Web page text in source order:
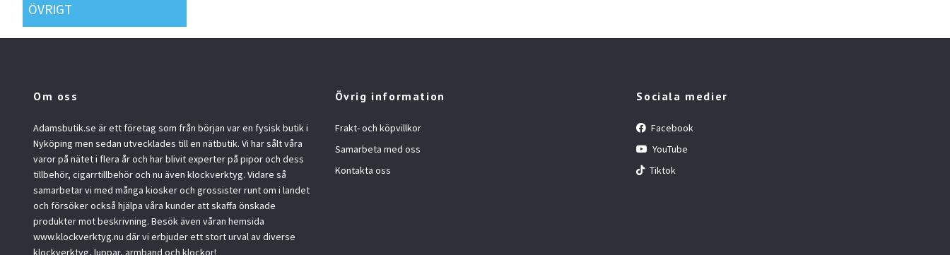
ÖVRIGT
Om oss
Adamsbutik.se är ett företag som från början var en fysisk butik i
Nyköping men sedan utvecklades till en nätbutik. Vi har sålt våra
varor på nätet i flera år och har blivit experter på pipor och dess
tillbehör, cigarrtillbehör och nu även klockverktyg. Vidare så
samarbetar vi med många kiosker och grossister runt om i landet
och försöker också hjälpa våra kunder att skaffa önskade
produkter mot beskrivning. Besök även våran hemsida
www.klockverktyg.nu där vi erbjuder ett stort urval av diverse
klockverktyg, luppar, armband och klockor!
Övrig information
Frakt- och köpvillkor
Samarbeta med oss
Kontakta oss
Sociala medier
Facebook
YouTube
Tiktok